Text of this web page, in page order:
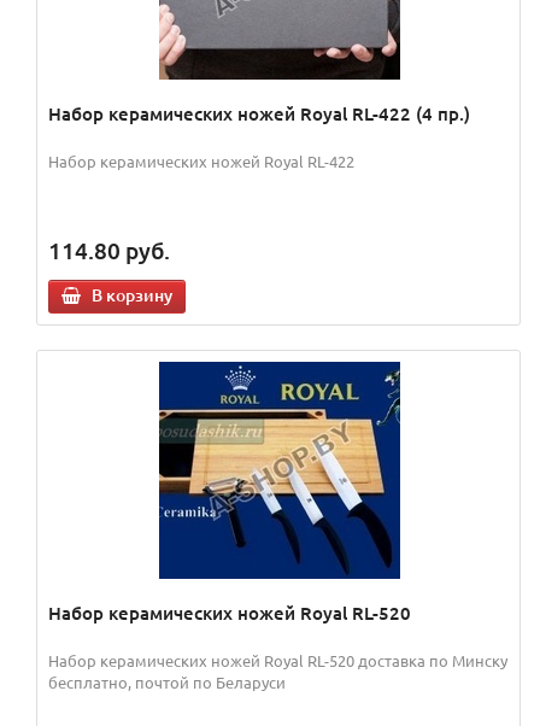
Набор керамических ножей Royal RL-422 (4 пр.)
Набор керамических ножей Royal RL-422
114.80 руб.
В корзину
Набор керамических ножей Royal RL-520
Набор керамических ножей Royal RL-520 доставка по Минску
бесплатно, почтой по Беларуси